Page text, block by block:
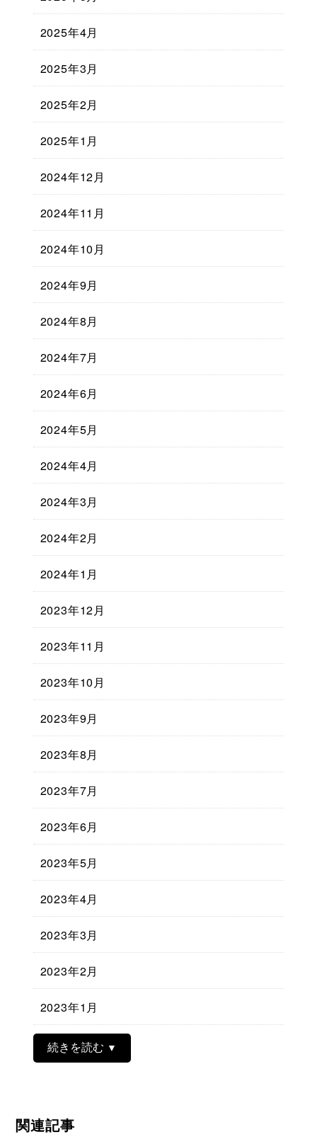
2025年4月
2025年3月
2025年2月
2025年1月
2024年12月
2024年11月
2024年10月
2024年9月
2024年8月
2024年7月
2024年6月
2024年5月
2024年4月
2024年3月
2024年2月
2024年1月
2023年12月
2023年11月
2023年10月
2023年9月
2023年8月
2023年7月
2023年6月
2023年5月
2023年4月
2023年3月
2023年2月
2023年1月
続きを読む
関連記事